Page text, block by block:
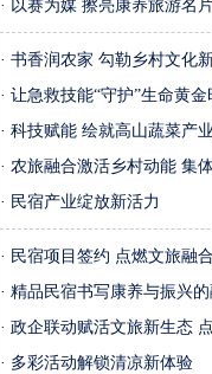
· 以赛为媒 擦亮康养旅游名
· 书香润农家 勾勒乡村文化
· 让急救技能“守护”生命黄金
· 科技赋能 绘就高山蔬菜产
· 农旅融合激活乡村动能 集
· 民宿产业绽放新活力
· 民宿项目签约 点燃文旅融
· 精品民宿书写康养与振兴
· 政企联动赋活文旅新生态
· 多彩活动解锁清凉新体验